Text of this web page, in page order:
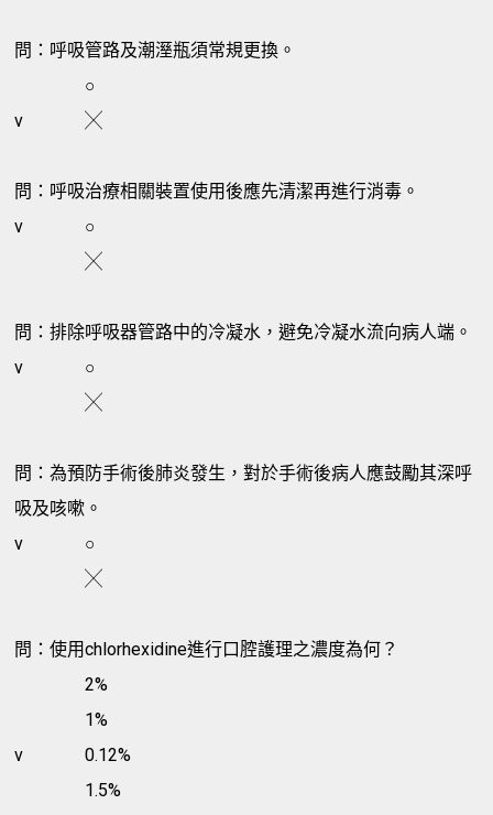
問：呼吸管路及潮溼瓶須常規更換。
○
v
╳
問：呼吸治療相關裝置使用後應先清潔再進行消毒。
v
○
╳
問：排除呼吸器管路中的冷凝水，避免冷凝水流向病人端。
v
○
╳
問：為預防手術後肺炎發生，對於手術後病人應鼓勵其深呼
吸及咳嗽。
v
○
╳
問：使用chlorhexidine進行口腔護理之濃度為何？
2%
1%
v
0.12%
1.5%